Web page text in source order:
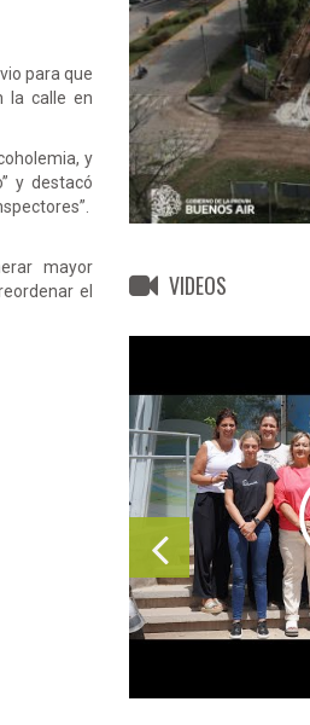
para que
la calle en
y
y destacó
mayor
el
VIDEOS